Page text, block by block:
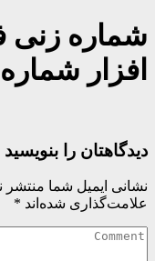
شماره زنی
افزار شماره
دیدگاهتان را بنویسید
نشانی ایمیل شما منتشر
علامت‌گذاری شده‌اند *